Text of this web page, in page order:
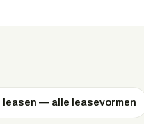
— alle leasevormen